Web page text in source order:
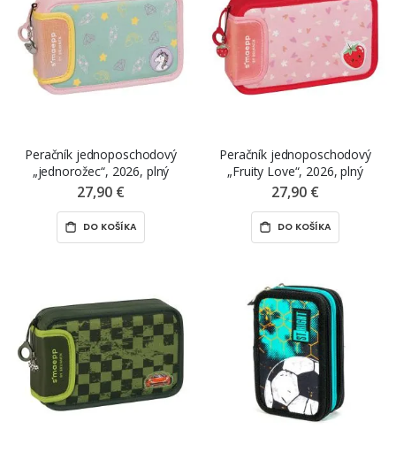
Peračník jednoposchodový
„jednorožec“, 2026, plný
27,90 €
DO KOŠÍKA
Peračník jednoposchodový
„Fruity Love“, 2026, plný
27,90 €
DO KOŠÍKA